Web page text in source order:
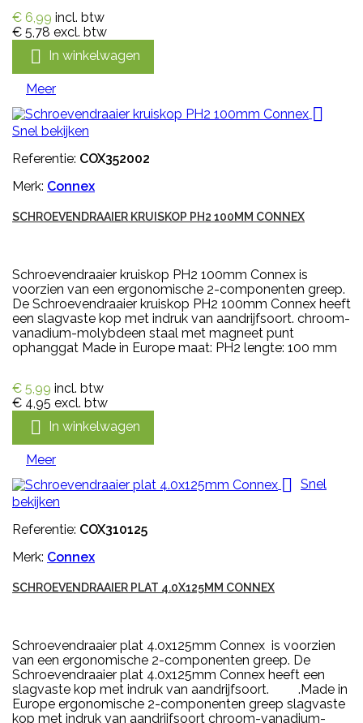
€ 6,99 incl. btw
€ 5,78 excl. btw
 In winkelwagen
Meer

Snel bekijken
Referentie: COX352002
Merk: Connex
SCHROEVENDRAAIER KRUISKOP PH2 100MM CONNEX
Schroevendraaier kruiskop PH2 100mm Connex is
voorzien van een ergonomische 2-componenten greep.
De Schroevendraaier kruiskop PH2 100mm Connex heeft
een slagvaste kop met indruk van aandrijfsoort. chroom-
vanadium-molybdeen staal met magneet punt
ophanggat Made in Europe maat: PH2 lengte: 100 mm
€ 5,99 incl. btw
€ 4,95 excl. btw
 In winkelwagen
Meer
 Snel
bekijken
Referentie: COX310125
Merk: Connex
SCHROEVENDRAAIER PLAT 4.0X125MM CONNEX
Schroevendraaier plat 4.0x125mm Connex is voorzien
van een ergonomische 2-componenten greep. De
Schroevendraaier plat 4.0x125mm Connex heeft een
slagvaste kop met indruk van aandrijfsoort. .Made in
Europe ergonomische 2-componenten greep slagvaste
kop met indruk van aandrijfsoort chroom-vanadium-